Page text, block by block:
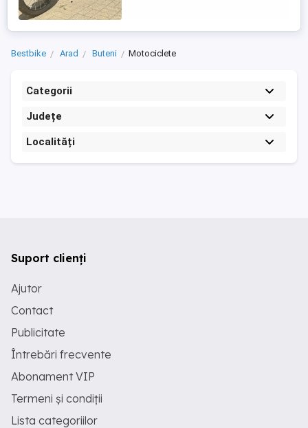
2025. Se află în stare absolut ...
Bestbike Arad Buteni Motociclete
Categorii
Județe
Localități
Suport clienți
Ajutor
Contact
Publicitate
Întrebări frecvente
Abonament VIP
Termeni și condiții
Lista categoriilor